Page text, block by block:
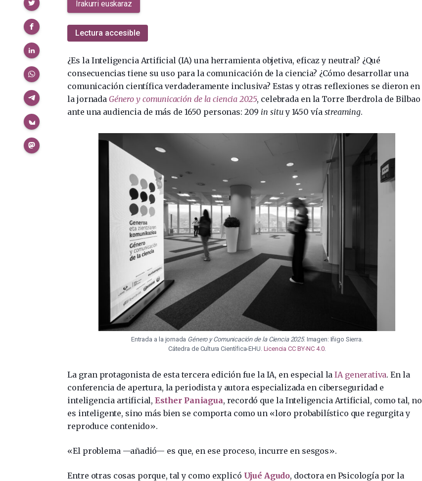
Irakurri euskaraz
Lectura accesible
¿Es la Inteligencia Artificial (IA) una herramienta objetiva, eficaz y neutral? ¿Qué
consecuencias tiene su uso para la comunicación de la ciencia? ¿Cómo desarrollar una
comunicación científica verdaderamente inclusiva? Estas y otras reflexiones se dieron en
la jornada Género y comunicación de la ciencia 2025, celebrada en la Torre Iberdrola de Bilbao
ante una audiencia de más de 1650 personas: 209 in situy 1450 vía streaming.
Entrada a la jornada Género y Comunicación de la Ciencia 2025. Imagen: Iñigo Sierra.
Cátedra de Cultura Científica-EHU. Licencia CC BY-NC 4.0.
La gran protagonista de esta tercera edición fue la IA, en especial laIA generativa. En la
conferencia de apertura, la periodista y autora especializada en ciberseguridad e
inteligencia artificial,Esther Paniagua, recordó que la Inteligencia Artificial, como tal, no
es inteligente, sino más bien se comporta como un «loro probabilístico que regurgita y
reproduce contenido».
«El problema —añadió— es que, en ese proceso, incurre en sesgos».
Entre otras cosas porque, tal y como explicó Ujué Agudo, doctora en Psicología por la